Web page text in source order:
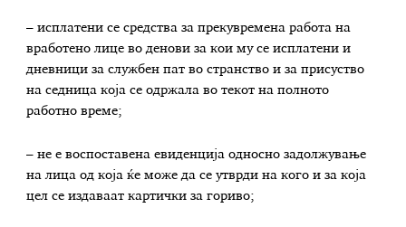
– исплатени се средства за прекувремена работа на
вработено лице во денови за кои му се исплатени и
дневници за службен пат во странство и за присуство
на седница која се одржала во текот на полното
работно време;
– не е воспоставена евиденција односно задолжување
на лица од која ќе може да се утврди на кого и за која
цел се издаваат картички за гориво;